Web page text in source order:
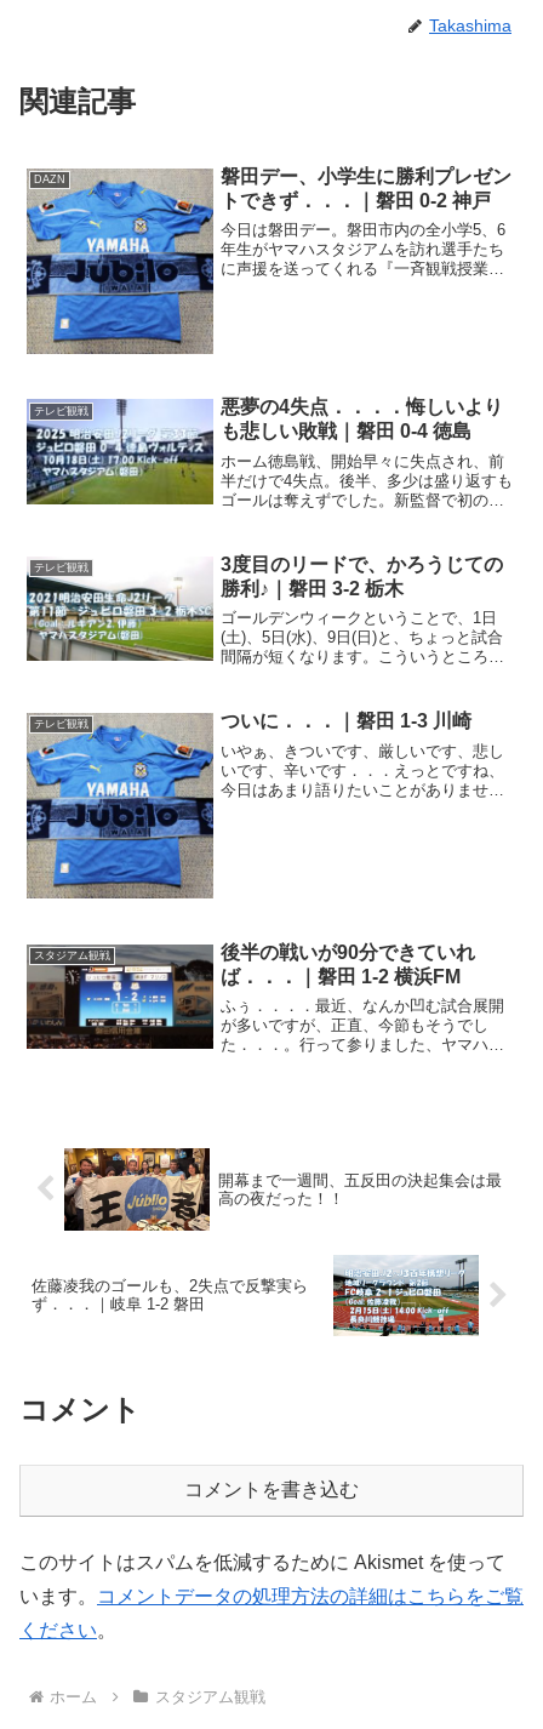
Takashima
関連記事
DAZN
磐田デー、小学生に勝利プレゼン
トできず．．．｜磐田 0-2 神戸
今日は磐田デー。磐田市内の全小学5、6
年生がヤマハスタジアムを訪れ選手たち
に声援を送ってくれる『一斉観戦授業』
テレビ観戦
悪夢の4失点．．．．悔しいより
も悲しい敗戦｜磐田 0-4 徳島
ホーム徳島戦、開始早々に失点され、前
半だけで4失点。後半、多少は盛り返すも
ゴールは奪えずでした。新監督で初のホ
という不本意な順位から浮上できずにい
るジュビロ磐田とし...
テレビ観戦
3度目のリードで、かろうじての
勝利♪｜磐田 3-2 栃木
ゴールデンウィークということで、1日
(土)、5日(水)、9日(日)と、ちょっと試合
間隔が短くなります。こういうところで
隔離生活を送っていたGKアレクセイ・コ
シェレフ選手や...
テレビ観戦 ついに．．．｜磐田 1-3 川崎
いやぁ、きついです、厳しいです、悲し
いです、辛いです．．．えっとですね、
今日はあまり語りたいことがありませ
スタジアム観戦
後半の戦いが90分できていれ
ば．．．｜磐田 1-2 横浜FM
ふぅ．．．．最近、なんか凹む試合展開
が多いですが、正直、今節もそうでし
た．．．。行って参りました、ヤマハス
開幕まで一週間、五反田の決起集会は最
高の夜だった！！
佐藤凌我のゴールも、2失点で反撃実ら
ず．．．｜岐阜 1-2 磐田
コメント
コメントを書き込む
このサイトはスパムを低減するために Akismet を使って
います。
コメントデータの処理方法の詳細はこちらをご覧
ください。
ホーム スタジアム観戦